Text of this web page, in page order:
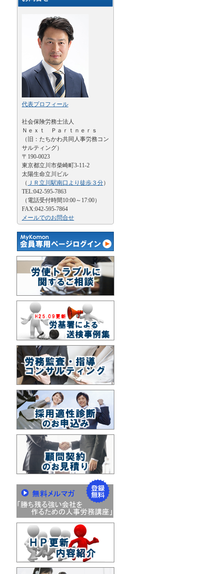
代表プロフィール
社会保険労務士法人
Ｎｅｘｔ Ｐａｒｔｎｅｒｓ
（旧：たちかわ共同人事労務コン
サルティング）
〒190-0023
東京都立川市柴崎町3-11-2
太陽生命立川ビル
（ ＪＲ立川駅南口より徒歩３分）
TEL:042-595-7863
（電話受付時間10:00～17:00）
FAX:042-595-7864
メールでのお問合せ